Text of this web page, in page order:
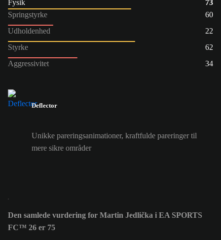
Fysik
73
Springstyrke
60
Udholdenhed
22
Styrke
62
Aggressivitet
34
Deflector
Unikke pareringsanimationer, kraftfulde pareringer til
mere sikre områder
Den samlede vurdering for Martin Jedlička i EA SPORTS
FC™ 26 er 75